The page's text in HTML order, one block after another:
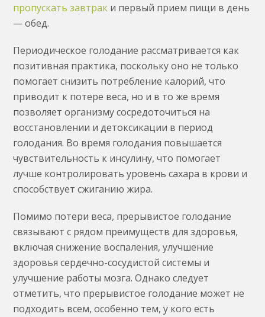
пропускать завтрак и первый прием пищи в день
— обед.
Периодическое голодание рассматривается как
позитивная практика, поскольку оно не только
помогает снизить потребление калорий, что
приводит к потере веса, но и в то же время
позволяет организму сосредоточиться на
восстановлении и детоксикации в период
голодания. Во время голодания повышается
чувствительность к инсулину, что помогает
лучше контролировать уровень сахара в крови и
способствует сжиганию жира.
Помимо потери веса, прерывистое голодание
связывают с рядом преимуществ для здоровья,
включая снижение воспаления, улучшение
здоровья сердечно-сосудистой системы и
улучшение работы мозга. Однако следует
отметить, что прерывистое голодание может не
подходить всем, особенно тем, у кого есть